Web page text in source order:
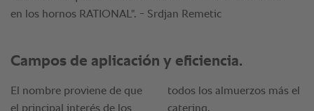
en los hornos RATIONAL". - Srdjan Remetic